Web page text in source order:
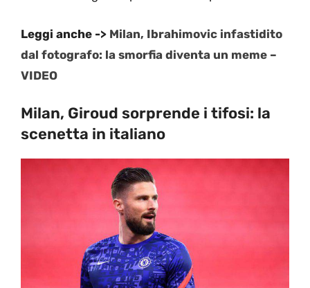
Leggi anche -> Milan, Ibrahimovic infastidito
dal fotografo: la smorfia diventa un meme –
VIDEO
Milan, Giroud sorprende i tifosi: la
scenetta in italiano